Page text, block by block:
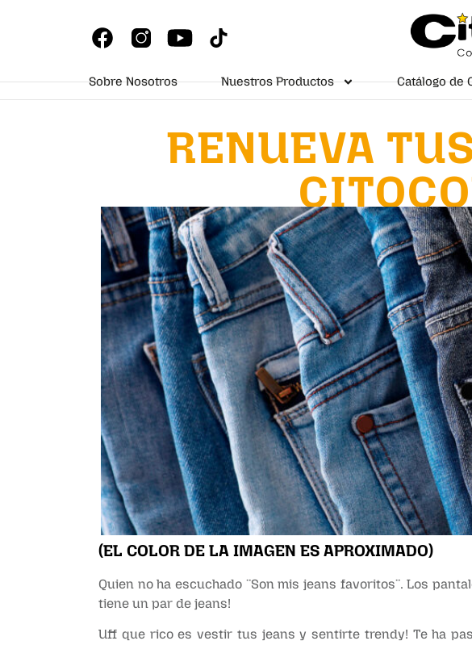
Sobre Nosotros Nuestros Productos Catálogo de
RENUEVA
(EL COLOR DE LA IMAGEN ES APROXIMADO)
Quien no ha escuchado ¨Son mis jeans favoritos¨. Los
tiene un par de jeans!
Uff que rico es vestir tus jeans y sentirte trendy! Te ha